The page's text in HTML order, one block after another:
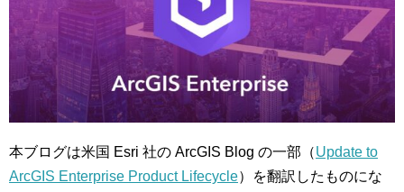
本ブログは米国 Esri 社の ArcGIS Blog の一部（Update to
ArcGIS Enterprise Product Lifecycle）を翻訳したものにな